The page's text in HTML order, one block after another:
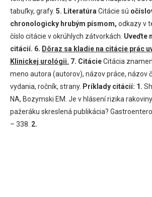
tabuľky, grafy. 5. Literatúra Citácie sú
chronologicky hrubým písmom, odkazy v
číslo citácie v okrúhlych zátvorkách. Uveďte
citácií. 6. Dôraz sa kladie na citácie prác
Klinickej urológii. 7. CitácieCitácia
meno autora (autorov), názov práce, názov
vydania, ročník, strany. Príklady citácií: 1.
NA, Bozymski EM. Je v hlásení rizika
pažeráku skreslená publikácia?
– 338. 2.